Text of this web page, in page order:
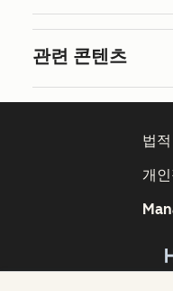
관련 콘텐츠
Copyright
법
개